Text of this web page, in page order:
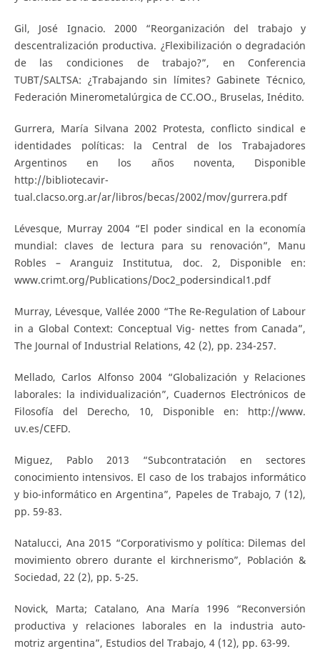
Gil, José Ignacio. 2000 “Reorganización del trabajo y
descentralización productiva. ¿Flexibilización o degradación
de las condiciones de trabajo?”, en Conferencia
TUBT/SALTSA: ¿Trabajando sin límites? Gabinete Técnico,
Federación Minerometalúrgica de CC.OO., Bruselas, Inédito.
Gurrera, María Silvana 2002 Protesta, conflicto sindical e
identidades políticas: la Central de los Trabajadores
Argentinos en los años noventa, Disponible
http://bibliotecavir-
tual.clacso.org.ar/ar/libros/becas/2002/mov/gurrera.pdf
Lévesque, Murray 2004 “El poder sindical en la economía
mundial: claves de lectura para su renovación”, Manu
Robles – Aranguiz Institutua, doc. 2, Disponible en:
www.crimt.org/Publications/Doc2_podersindical1.pdf
Murray, Lévesque, Vallée 2000 “The Re-Regulation of Labour
in a Global Context: Conceptual Vig- nettes from Canada”,
The Journal of Industrial Relations, 42 (2), pp. 234-257.
Mellado, Carlos Alfonso 2004 “Globalización y Relaciones
laborales: la individualización”, Cuadernos Electrónicos de
Filosofía del Derecho, 10, Disponible en: http://www.
uv.es/CEFD.
Miguez, Pablo 2013 “Subcontratación en sectores
conocimiento intensivos. El caso de los trabajos informático
y bio-informático en Argentina”, Papeles de Trabajo, 7 (12),
pp. 59-83.
Natalucci, Ana 2015 “Corporativismo y política: Dilemas del
movimiento obrero durante el kirchnerismo”, Población &
Sociedad, 22 (2), pp. 5-25.
Novick, Marta; Catalano, Ana María 1996 “Reconversión
productiva y relaciones laborales en la industria auto-
motriz argentina”, Estudios del Trabajo, 4 (12), pp. 63-99.